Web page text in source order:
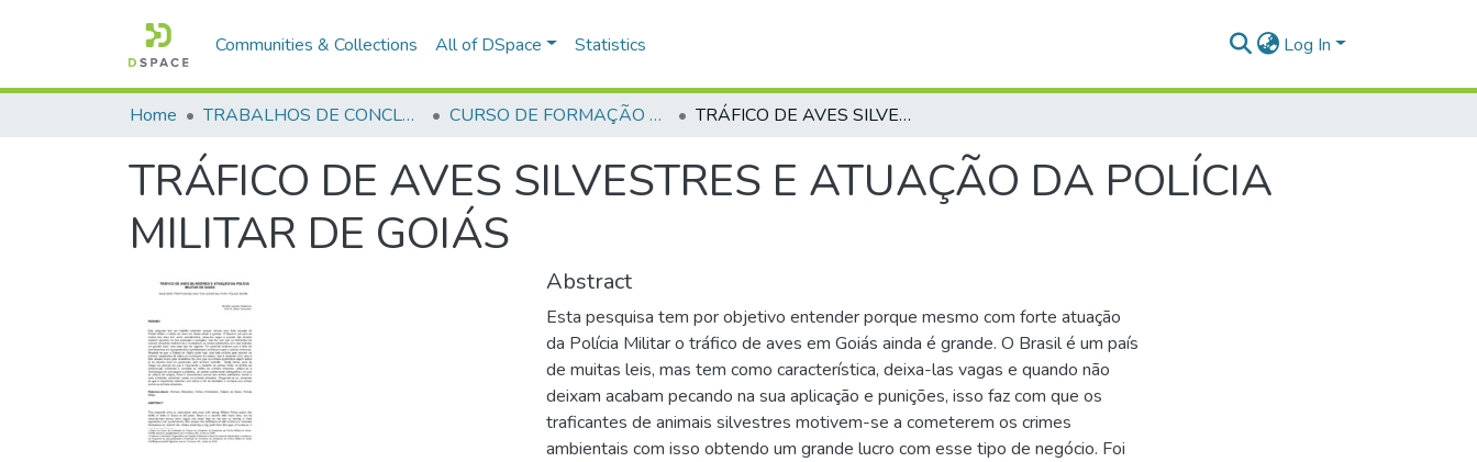
Communities & Collections All of DSpace Statistics Log In
Home TRABALHOS DE CONCLUSÃO DE CURSO - CFP (CURSO DE FORMAÇÃO DE PRAÇAS) CURSO DE FORMAÇÃO DE PRAÇAS - CFP - 2018 TRÁFICO DE AVES SILVESTRES E ATUAÇÃO DA POLÍCIA MILITAR DE GOIÁS
TRÁFICO DE AVES SILVESTRES E ATUAÇÃO DA POLÍCIA
MILITAR DE GOIÁS
Abstract
Esta pesquisa tem por objetivo entender porque mesmo com forte atuação
da Polícia Militar o tráfico de aves em Goiás ainda é grande. O Brasil é um país
de muitas leis, mas tem como característica, deixa-las vagas e quando não
deixam acabam pecando na sua aplicação e punições, isso faz com que os
traficantes de animais silvestres motivem-se a cometerem os crimes
ambientais com isso obtendo um grande lucro com esse tipo de negócio. Foi